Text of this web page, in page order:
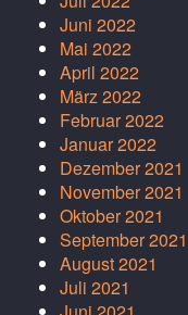
Juni 2022
Mai 2022
April 2022
März 2022
Februar 2022
Januar 2022
Dezember 2021
November 2021
Oktober 2021
September 2021
August 2021
Juli 2021